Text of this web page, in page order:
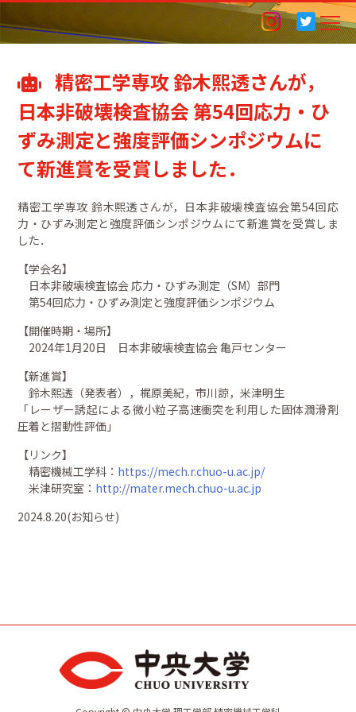
精密工学専攻 鈴木熙透さんが，
日本非破壊検査協会 第54回応力・ひ
ずみ測定と強度評価シンポジウムに
て新進賞を受賞しました．
精密工学専攻 鈴木熙透さんが，日本非破壊検査協会第54回応
力・ひずみ測定と強度評価シンポジウムにて新進賞を受賞しま
した．
【学会名】
日本非破壊検査協会 応力・ひずみ測定（SM）部門
第54回応力・ひずみ測定と強度評価シンポジウム
【開催時期・場所】
2024年1月20日 日本非破壊検査協会 亀戸センター
【新進賞】
鈴木熙透（発表者），梶原美紀，市川諒，米津明生
「レーザー誘起による微小粒子高速衝突を利用した固体潤滑剤
圧着と摺動性評価」
【リンク】
精密機械工学科： https://mech.r.chuo-u.ac.jp/
米津研究室： http://mater.mech.chuo-u.ac.jp
2024.8.20(お知らせ)